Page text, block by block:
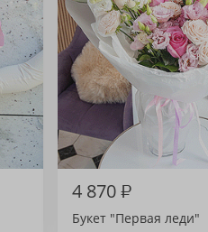
4 870₽
Букет "Первая леди"